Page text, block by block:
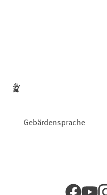
Gebärdensprache